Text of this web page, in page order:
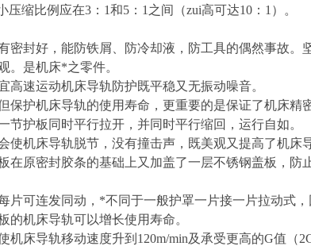
压缩比例应在3：1和5：1之间（zui高可达10：1）。
密封好，能防铁屑、防冷却液，防工具的偶然事故
。是机床*之零件。
高速运动机床导轨防护既平稳又无振动噪音。
保护机床导轨的使用寿命，更重要的是保证了机床精
节护板同时平行拉开，并同时平行缩回，运行自如。
使机床导轨脱节，没有撞击声，既美观又提高了机床
在原密封胶条的基础上又加盖了一层不锈钢盖板，防
片可连发同动，*不同于一般护罩一片接一片拉动式，
的机床导轨可以增长使用寿命。
机床导轨移动速度升到120m/min及承受更高的G值（